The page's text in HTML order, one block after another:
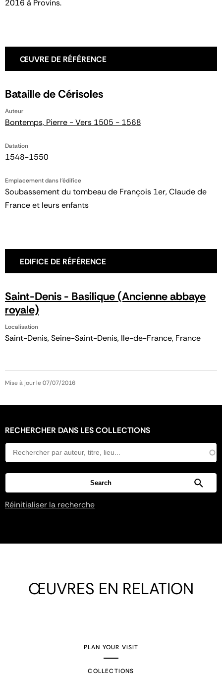
2016 à Provins.
ŒUVRE DE RÉFÉRENCE
Bataille de Cérisoles
Auteur
Bontemps, Pierre - Vers 1505 - 1568
Datation
1548-1550
Emplacement dans l'édifice
Soubassement du tombeau de François 1er, Claude de
France et leurs enfants
EDIFICE DE RÉFÉRENCE
Saint-Denis - Basilique (Ancienne abbaye
royale)
Localisation
Saint-Denis, Seine-Saint-Denis, Ile-de-France, France
Mise à jour le 07/07/2016
RECHERCHER DANS LES COLLECTIONS
Réinitialiser la recherche
ŒUVRES EN RELATION
PLAN YOUR VISIT
COLLECTIONS